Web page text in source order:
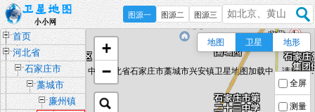
图源一 图源二 图源三
首页
河北省
石家庄市
藁城市
廉州镇
中国河北省石家庄市藁城市兴安镇卫星地图加载中，请稍后...
+
−
全屏
测量
地图 卫星 地形